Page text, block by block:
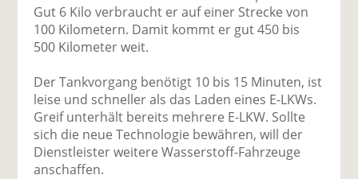
Gut 6 Kilo verbraucht er auf einer Strecke von
100 Kilometern. Damit kommt er gut 450 bis
500 Kilometer weit.
Der Tankvorgang benötigt 10 bis 15 Minuten, ist
leise und schneller als das Laden eines E-LKWs.
Greif unterhält bereits mehrere E-LKW. Sollte
sich die neue Technologie bewähren, will der
Dienstleister weitere Wasserstoff-Fahrzeuge
anschaffen.